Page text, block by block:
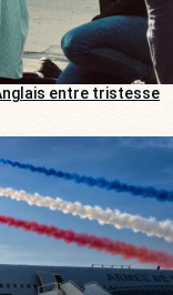
entre tristesse